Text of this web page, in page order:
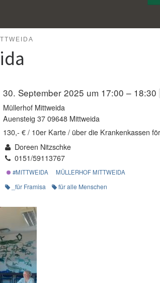
30. September 2025 um 17:00 – 18:30
Müllerhof Mittweida
Auensteig 37 09648 Mittweida
130,- € / 10er Karte / über die Krankenkassen
Doreen Nitzschke
0151/59113767
#MITTWEIDA MÜLLERHOF MITTWEIDA
_für Framisa für alle Menschen